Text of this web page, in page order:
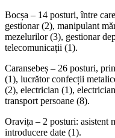
Bocșa – 14 posturi, între
gestionar (2), manipulant
mezelurilor (3), gestionar
telecomunicații (1).
Caransebeș – 26 posturi,
(1), lucrător confecții
(2), electrician (1),
transport persoane (8).
Oravița – 2 posturi: asistent
introducere date (1).